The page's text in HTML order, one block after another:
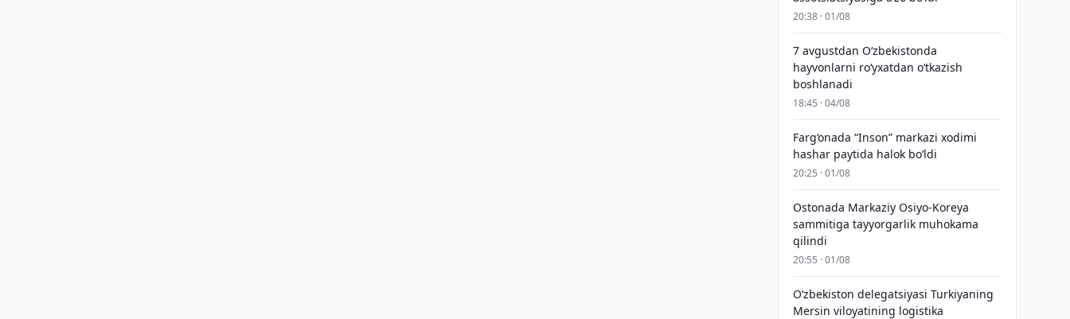
20:38 · 01/08
7 avgustdan O‘zbekistonda
hayvonlarni ro‘yxatdan o‘tkazish
boshlanadi
18:45 · 04/08
Farg‘onada “Inson” markazi xodimi
hashar paytida halok bo‘ldi
20:25 · 01/08
Ostonada Markaziy Osiyo-Koreya
sammitiga tayyorgarlik muhokama
qilindi
20:55 · 01/08
Oʻzbekiston delegatsiyasi Turkiyaning
Mersin viloyatining logistika